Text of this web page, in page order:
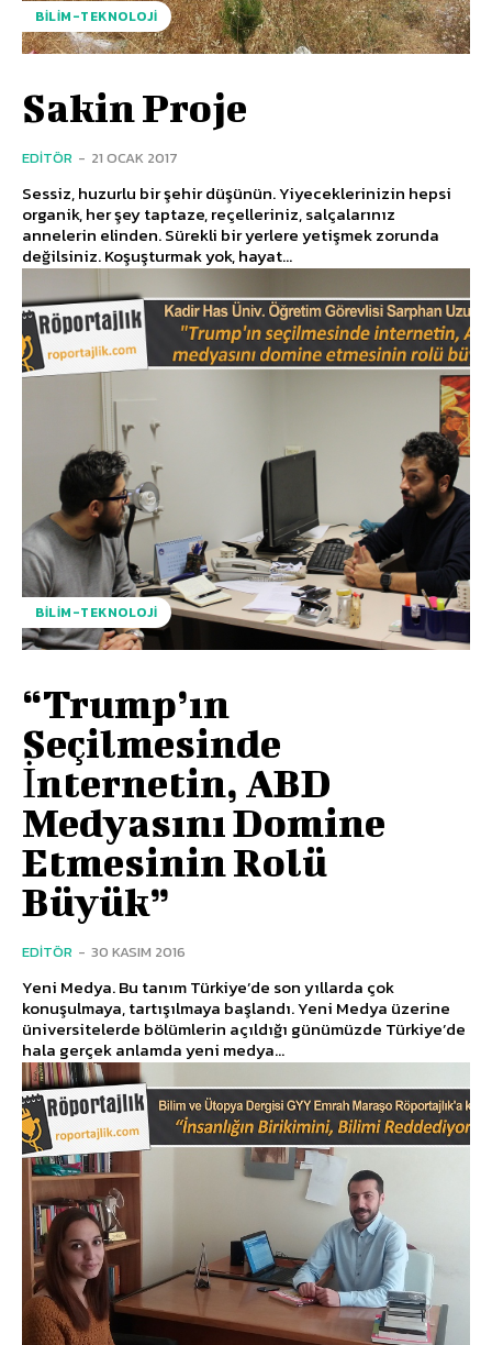
BILIM-TEKNOLOJI
Sakin Proje
EDITÖR - 21 OCAK 2017
Sessiz, huzurlu bir şehir düşünün. Yiyeceklerinizin hepsi
organik, her şey taptaze, reçelleriniz, salçalarınız
annelerin elinden. Sürekli bir yerlere yetişmek zorunda
değilsiniz. Koşuşturmak yok, hayat...
BILIM-TEKNOLOJI
“Trump’ın
Seçilmesinde
İnternetin, ABD
Medyasını Domine
Etmesinin Rolü
Büyük”
EDITÖR - 30 KASIM 2016
Yeni Medya. Bu tanım Türkiye’de son yıllarda çok
konuşulmaya, tartışılmaya başlandı. Yeni Medya üzerine
üniversitelerde bölümlerin açıldığı günümüzde Türkiye’de
hala gerçek anlamda yeni medya...